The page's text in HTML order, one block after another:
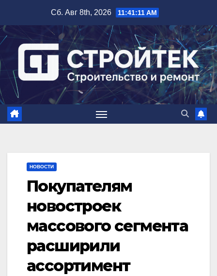
содержимому
Сб. Авг 8th, 2026 11:41:12 AM
НОВОСТИ
Покупателям
новостроек
массового сегмента
расширили
ассортимент